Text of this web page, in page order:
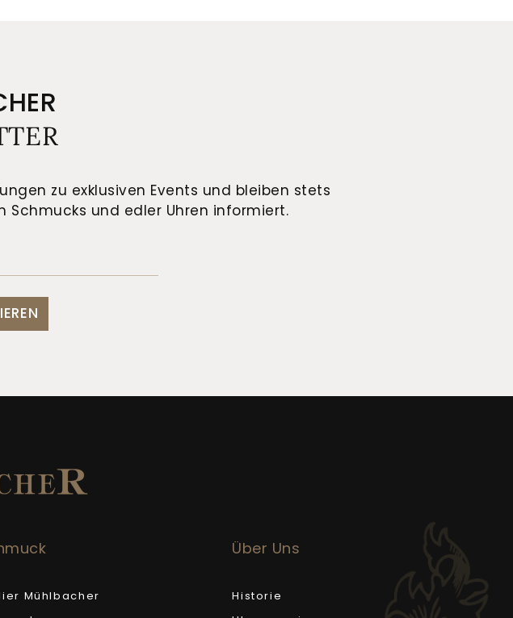
zu exklusiven Events und bleiben stets
Schmucks und edler Uhren informiert.
Mühlbacher
Über Uns
Historie